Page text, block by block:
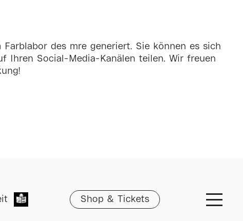
Shop & Tickets
Farblabor des mre generiert. Sie können es sich
Ihren Social-Media-Kanälen teilen. Wir freuen